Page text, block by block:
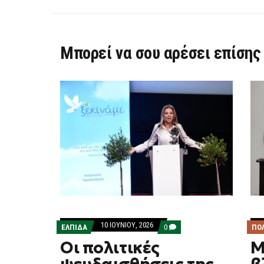
Μπορεί να σου αρέσει
ΕΛΠΙΔΑ 10 ΙΟΥΝΊΟΥ, 2026 0 COMMENTS
ON
ΨΕΥΔΑΙΣΘΉΣΕΙΣ
Οι πολιτικές